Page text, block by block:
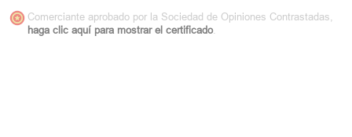
Comerciante aprobado por la Sociedad de Opiniones Contrastadas,
haga clic aquí para mostrar el certificado.